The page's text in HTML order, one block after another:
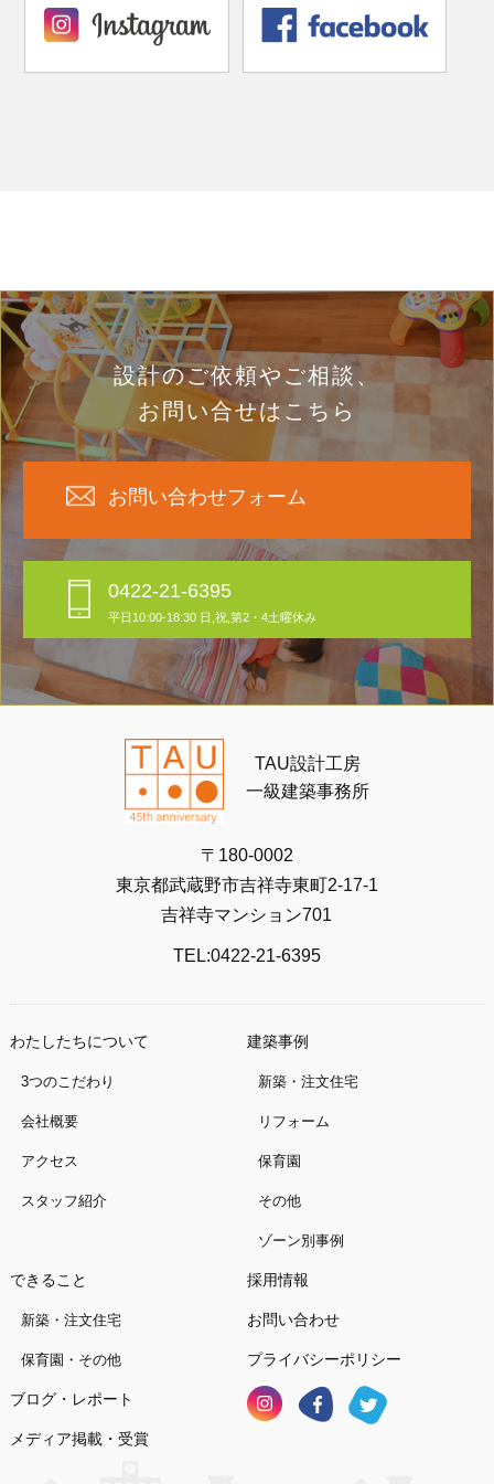
設計のご依頼やご相談、
お問い合せはこちら
お問い合わせフォーム
0422-21-6395
平日10:00-18:30 日,祝,第2・4土曜休み
TAU設計工房
一級建築事務所
〒180-0002
東京都武蔵野市吉祥寺東町2-17-1
吉祥寺マンション701
TEL:0422-21-6395
わたしたちについて
3つのこだわり
会社概要
アクセス
スタッフ紹介
建築事例
新築・注文住宅
リフォーム
保育園
その他
ゾーン別事例
できること
新築・注文住宅
保育園・その他
ブログ・レポート
メディア掲載・受賞
採用情報
お問い合わせ
プライバシーポリシー